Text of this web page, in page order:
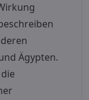
Ägypten.